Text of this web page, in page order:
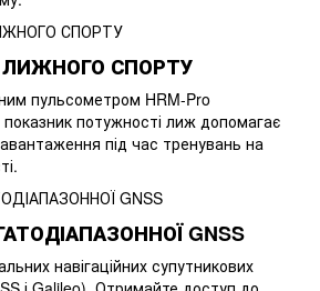
СПОРТУ
пульсометром HRM-Pro
потужності лиж допомагає
під час тренувань на
GNSS
навігаційних супутникових